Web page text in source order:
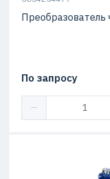
Преобразователь
По запросу